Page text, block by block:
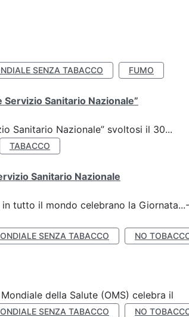
SENZA TABACCO FUMO
Servizio Sanitario Nazionale”
Sanitario Nazionale” svoltosi il 30...
TABACCO
Sanitario Nazionale
in tutto il mondo celebrano la
SENZA TABACCO NO
della Salute (OMS) celebra il
SENZA TABACCO NO